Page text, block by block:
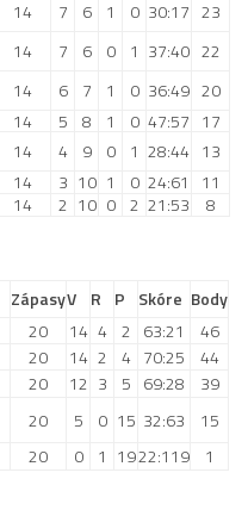
14 7 6 1 0 30:17 23
14 7 6 0 1 37:40 22
14 6 7 1 0 36:49 20
14 5 8 1 0 47:57 17
14 4 9 0 1 28:44 13
14 3 10 1 0 24:61
11
14 2 10 0 2 21:53 8
ZápasyV R P Skóre Body
20 14 4 2 63:21
46
20 14 2 4 70:25
44
20 12 3 5 69:28
39
20 5 0 15 32:63
15
20 0 1 1922:119 1